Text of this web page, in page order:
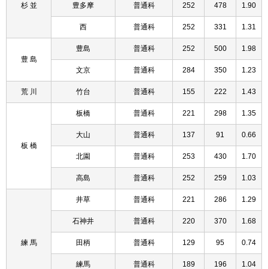
杉 並 豊多摩 普通科 252 478 1.90
西 普通科 252 331 1.31
豊 島
豊島 普通科 252 500 1.98
文京 普通科 284 350 1.23
荒 川 竹台 普通科 155 222 1.43
板 橋
板橋 普通科 221 298 1.35
大山 普通科 137 91 0.66
北園 普通科 253 430 1.70
高島 普通科 252 259 1.03
練 馬
井草 普通科 221 286 1.29
石神井 普通科 220 370 1.68
田柄 普通科 129 95 0.74
練馬 普通科 189 196 1.04